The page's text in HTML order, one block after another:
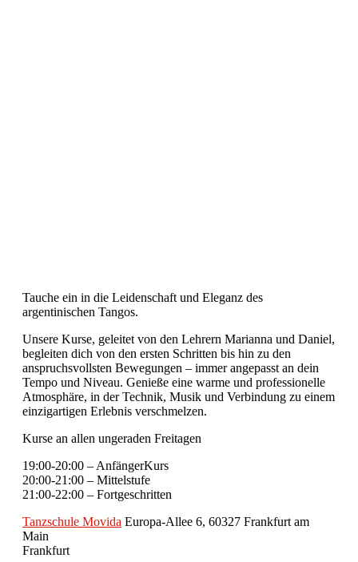
Tauche ein in die Leidenschaft und Eleganz des
argentinischen Tangos.
Unsere Kurse, geleitet von den Lehrern Marianna und Daniel,
begleiten dich von den ersten Schritten bis hin zu den
anspruchsvollsten Bewegungen – immer angepasst an dein
Tempo und Niveau. Genieße eine warme und professionelle
Atmosphäre, in der Technik, Musik und Verbindung zu einem
einzigartigen Erlebnis verschmelzen.
Kurse an allen ungeraden Freitagen
19:00-20:00 – AnfängerKurs
20:00-21:00 – Mittelstufe
21:00-22:00 – Fortgeschritten
Tanzschule Movida Europa-Allee 6, 60327 Frankfurt am
Main
Frankfurt